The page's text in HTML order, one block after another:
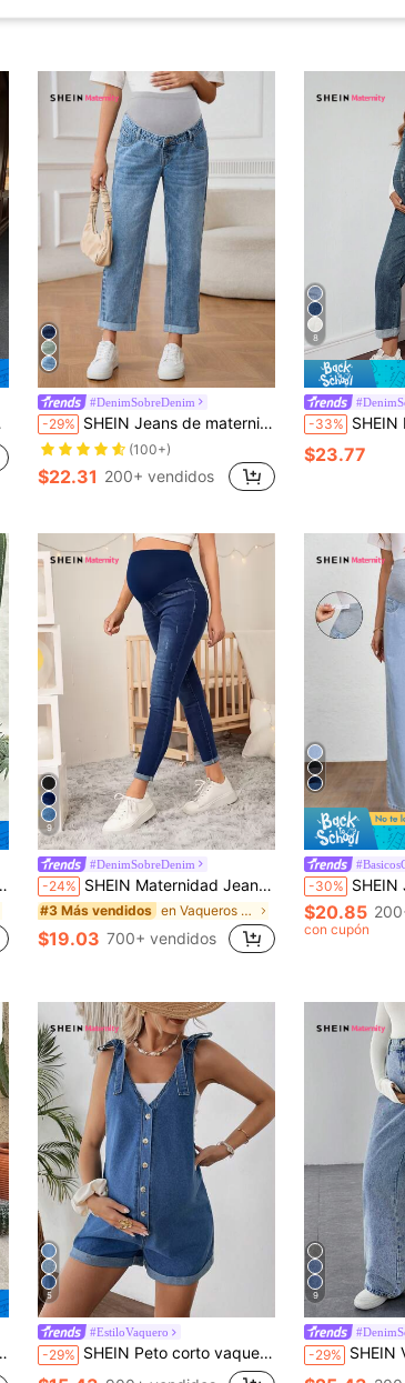
#DenimSobreDenim
-29% SHEIN Jeans de maternidad con efecto desgastado y bloque de color de talle alto
(100+)
$22.31 200+ vendidos
8
-33% SHEIN Peto vaquero
$23.77
9
#DenimSobreDenim
-24% SHEIN Maternidad Jeans ajustados desgarro de talle alto
#3 Más vendidos en Vaqueros de maternidad
$19.03 700+ vendidos
-30% SHEIN Jeans de
$20.85
con cupón
5
#EstiloVaquero
-29% SHEIN Peto corto vaquero con puño para maternidad, color azul
9
-29% SHEIN Vaqueros casuales sueltos y azules para